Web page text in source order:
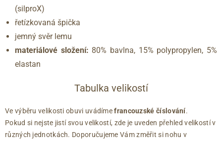
(silproX)
řetízkovaná špička
jemný svěr lemu
materiálové složení: 80% bavlna, 15% polypropylen, 5%
elastan
Tabulka velikostí
Ve výběru velikosti obuvi uvádímefrancouzské číslování.
Pokud si nejste jistí svou velikostí, zde je uveden přehled velikostí v
různých jednotkách. Doporučujeme Vám změřit si nohu v